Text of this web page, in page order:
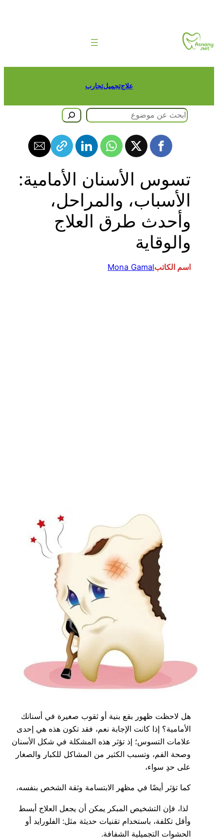
علاجتجميلتجارب
تسوس الأسنان الأمامية:
الأسباب، والمراحل،
وأحدث طرق العلاج
والوقاية
اسم الكاتبMona Gamal
هل لاحظت ظهور بقع بنية أو ثقوب صغيرة في أسنانك
الأمامية؟ إذا كانت الإجابة نعم، فقد تكون هذه هي إحدى
علامات التسوس؛ إذ تؤثر هذه المشكلة في شكل الأسنان
وصحة الفم، وتسبب الكثير من المشاكل للكبار والصغار
على حدِِ سواء،
كما تؤثر أيضًا في مظهر الابتسامة وثقة الشخص بنفسه،
لذا، فإن التشخيص المبكر يمكن أن يجعل العلاج أبسط
وأقل تكلفة، باستخدام تقنيات حديثة مثل: الفلورايد أو
الحشوات التجميلية الشفافة.